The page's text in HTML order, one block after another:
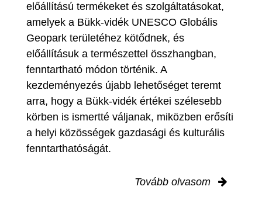
előállítású termékeket és szolgáltatásokat,
amelyek a Bükk-vidék UNESCO Globális
Geopark területéhez kötődnek, és
előállításuk a természettel összhangban,
fenntartható módon történik. A
kezdeményezés újabb lehetőséget teremt
arra, hogy a Bükk-vidék értékei szélesebb
körben is ismertté váljanak, miközben erősíti
a helyi közösségek gazdasági és kulturális
fenntarthatóságát.
Tovább olvasom